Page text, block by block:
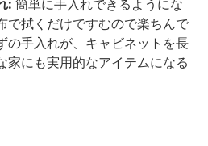
: 簡単に手入れできるようにな
で拭くだけですむので楽ちんで
の手入れが、キャビネットを長
家にも実用的なアイテムになる